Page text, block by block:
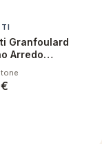
Granfoulard
Arredo
Mira V1 40x40
€